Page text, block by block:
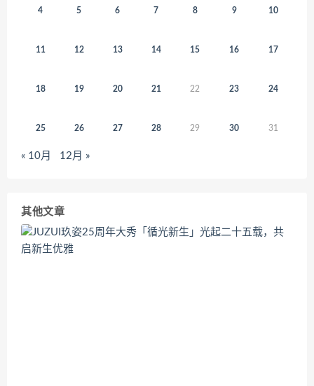
4 5 6 7 8 9 10
11 12 13 14 15 16 17
18 19 20 21 22 23 24
25 26 27 28 29 30 31
« 10月 12月 »
其他文章